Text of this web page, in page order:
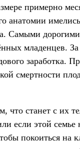
примерно
анатомии
Самыми
младенцев.
заработка.
смертности
что станет с их
если этой
покоиться на